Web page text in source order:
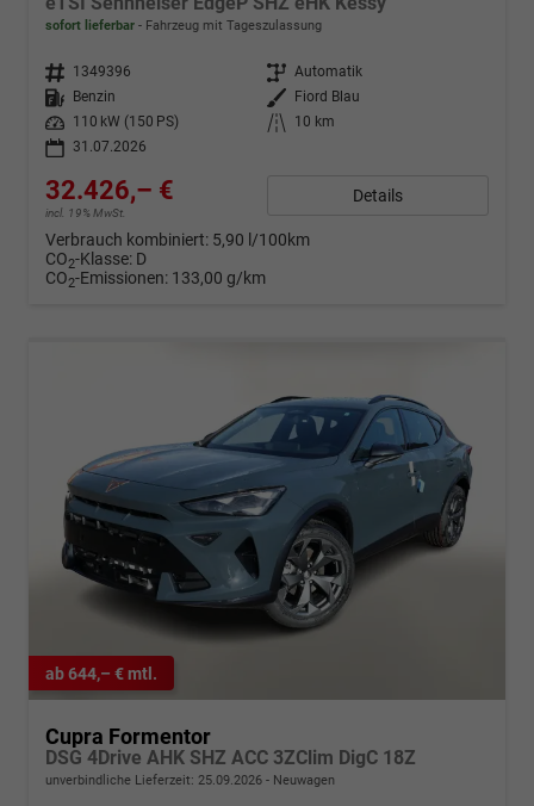
sofort lieferbar Fahrzeug mit Tageszulassung
Fahrzeugnr. 1349396 Getriebe Automatik
Kraftstoff
Benzin Außenfarbe
Fiord Blau
Leistung
110 kW (150 PS) Kilometerstand
10 km
31.07.2026
32.426,– €
incl. 19% MwSt.
Details
Verbrauch kombiniert: 5,90 l/100km
CO2-Klasse: D
CO2-Emissionen: 133,00 g/km
ab 644,– € mtl.
Cupra Formentor
DSG 4Drive AHK SHZ ACC 3ZClim DigC 18Z
unverbindliche Lieferzeit: 25.09.2026 Neuwagen